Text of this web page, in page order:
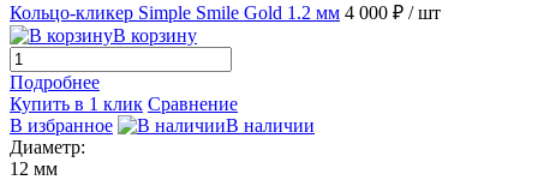
Кольцо-кликер Simple Smile Gold 1.2 мм 4 000 ₽ / шт
В корзину
Подробнее
Купить в 1 клик Сравнение
В избранное
В наличии
Диаметр:
12 мм